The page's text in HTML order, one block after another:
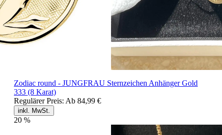
Zodiac round - JUNGFRAU Sternzeichen Anhänger Gold
333 (8 Karat)
Regulärer Preis: Ab 84,99 €
inkl. MwSt.
20 %